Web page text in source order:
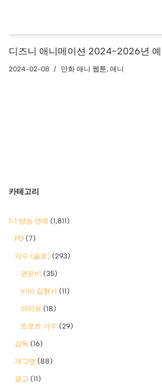
디즈니 애니메이션 2024~2026년
2024-02-08 만화 애니 웹툰, 애니
카테고리
1-1 방송 연예 (1,811)
PD (7)
가수 (솔로) (293)
권은비 (35)
비비 김형서 (11)
아이유 (18)
트로트 가수 (29)
감독 (16)
개그맨 (88)
광고 (11)